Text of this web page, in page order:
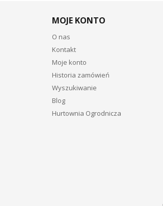
MOJE KONTO
O nas
Kontakt
Moje konto
Historia zamówień
Wyszukiwanie
Blog
Hurtownia Ogrodnicza